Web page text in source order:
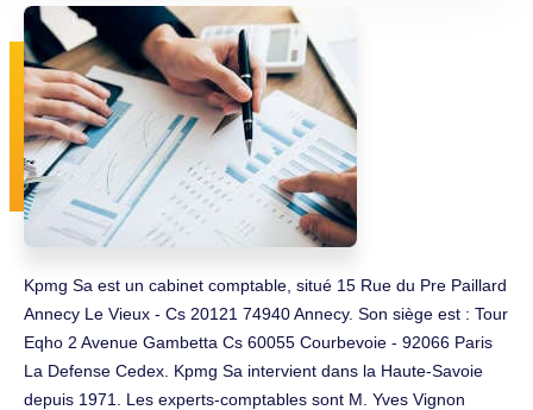
Kpmg Sa est un cabinet comptable, situé 15 Rue du Pre Paillard
Annecy Le Vieux - Cs 20121 74940 Annecy. Son siège est : Tour
Eqho 2 Avenue Gambetta Cs 60055 Courbevoie - 92066 Paris
La Defense Cedex. Kpmg Sa intervient dans la Haute-Savoie
depuis 1971. Les experts-comptables sont M. Yves Vignon